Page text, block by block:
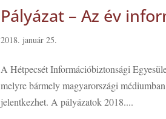
Pályázat – Az év
2018. január 25.
A Hétpecsét Információbiztonsági
melyre bármely magyarországi
jelentkezhet. A pályázatok 2018....